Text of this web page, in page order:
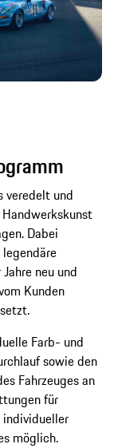
veredelt und
Dabei
neu und
Kunden
Farb- und
sowie den
Fahrzeuges an
für
individueller
möglich.